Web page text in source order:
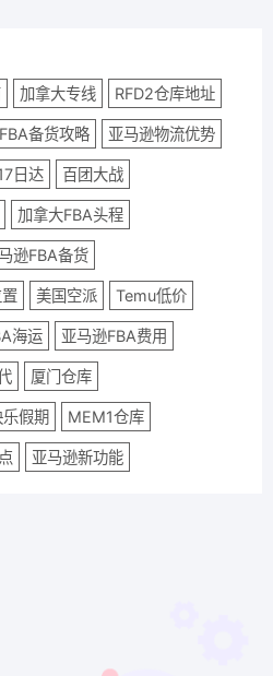
加拿大专线 RFD2仓库地址
备货攻略 亚马逊物流优势
日达 百团大战
加拿大FBA头程
逊FBA备货
美国空派 Temu低价
海运 亚马逊FBA费用
厦门仓库
乐假期 MEM1仓库
亚马逊新功能